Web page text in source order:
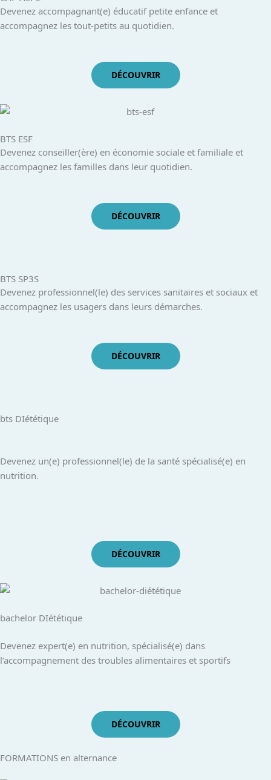
Devenez accompagnant(e) éducatif petite enfance et
accompagnez les tout-petits au quotidien.
DÉCOUVRIR
BTS ESF
Devenez conseiller(ère) en économie sociale et familiale et
accompagnez les familles dans leur quotidien.
DÉCOUVRIR
BTS SP3S
Devenez professionnel(le) des services sanitaires et sociaux et
accompagnez les usagers dans leurs démarches.
DÉCOUVRIR
bts DIététique
Devenez un(e) professionnel(le) de la santé spécialisé(e) en
nutrition.
DÉCOUVRIR
bachelor DIététique
Devenez expert(e) en nutrition, spécialisé(e) dans
l’accompagnement des troubles alimentaires et sportifs
DÉCOUVRIR
FORMATIONS en alternance